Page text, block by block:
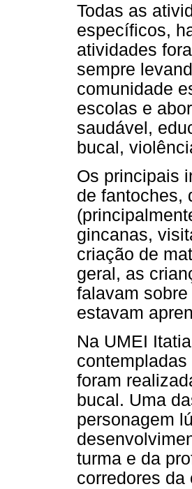
Todas as
específicos,
atividades
sempre
comunidade
escolas e
saudável,
bucal,
Os principais
de fantoches,
gincanas,
criação de
geral, as
falavam
estavam
Na UMEI
foram
bucal. Uma
personagem
turma e da
corredores da